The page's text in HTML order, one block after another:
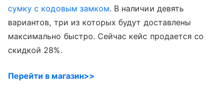
сумку с кодовым замком. В наличии девять
вариантов, три из которых будут доставлены
максимально быстро. Сейчас кейс продается со
скидкой 28%.
Перейти в магазин>>